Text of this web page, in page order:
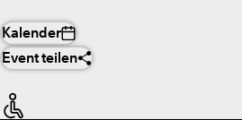
Kalender
Event teilen